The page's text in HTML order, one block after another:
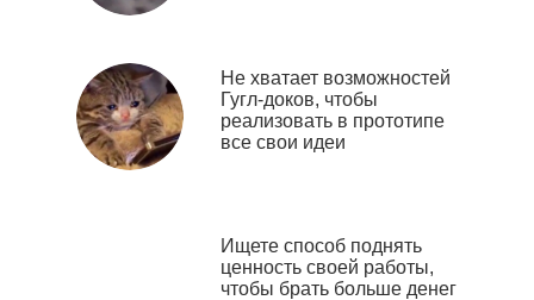
Не хватает возможностей
Гугл-доков, чтобы
реализовать в прототипе
все свои идеи
Ищете способ поднять
ценность своей работы,
чтобы брать больше денег